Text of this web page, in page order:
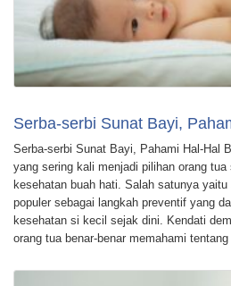
Serba-serbi Sunat Bayi,
Serba-serbi Sunat Bayi, Pahami Hal-Hal
yang sering kali menjadi pilihan orang
kesehatan buah hati. Salah satunya
populer sebagai langkah preventif yang
kesehatan si kecil sejak dini. Kendati
orang tua benar-benar memahami